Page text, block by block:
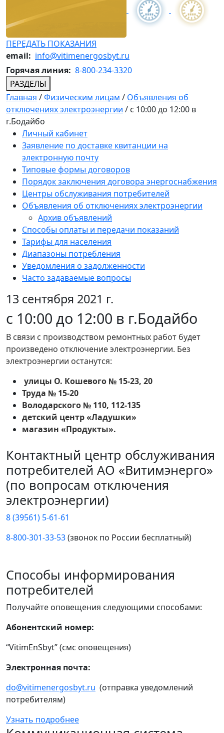
ПЕРЕДАТЬ ПОКАЗАНИЯ
email: info@vitimenergosbyt.ru
Горячая линия: 8-800-234-3320
РАЗДЕЛЫ
Главная /Физическим лицам / Объявления об
отключениях электроэнергии / с 10:00 до 12:00 в
г.Бодайбо
Личный кабинет
Заявление по доставке квитанции на
электронную почту
Типовые формы договоров
Порядок заключения договора энергоснабжения
Центры обслуживания потребителей
Объявления об отключениях электроэнергии
Архив объявлений
Способы оплаты и передачи показаний
Тарифы для населения
Диапазоны потребления
Уведомления о задолженности
Часто задаваемые вопросы
13 сентября 2021 г.
с 10:00 до 12:00 в г.Бодайбо
В связи с производством ремонтных работ будет
произведено отключение электроэнергии. Без
электроэнергии останутся:
улицы О. Кошевого № 15-23, 20
Труда № 15-20
Володарского № 110, 112-135
детский центр «Ладушки»
магазин «Продукты».
Контактный центр обслуживания
потребителей АО «Витимэнерго»
(по вопросам отключения
электроэнергии)
8 (39561) 5-61-61
8-800-301-33-53(звонок по России бесплатный)
Способы информирования
потребителей
Получайте оповещения следующими способами:
Абонентский номер:
“VitimEnSbyt” (смс оповещения)
Электронная почта:
do@vitimenergosbyt.ru (отправка уведомлений
потребителям)
Узнать подробнее